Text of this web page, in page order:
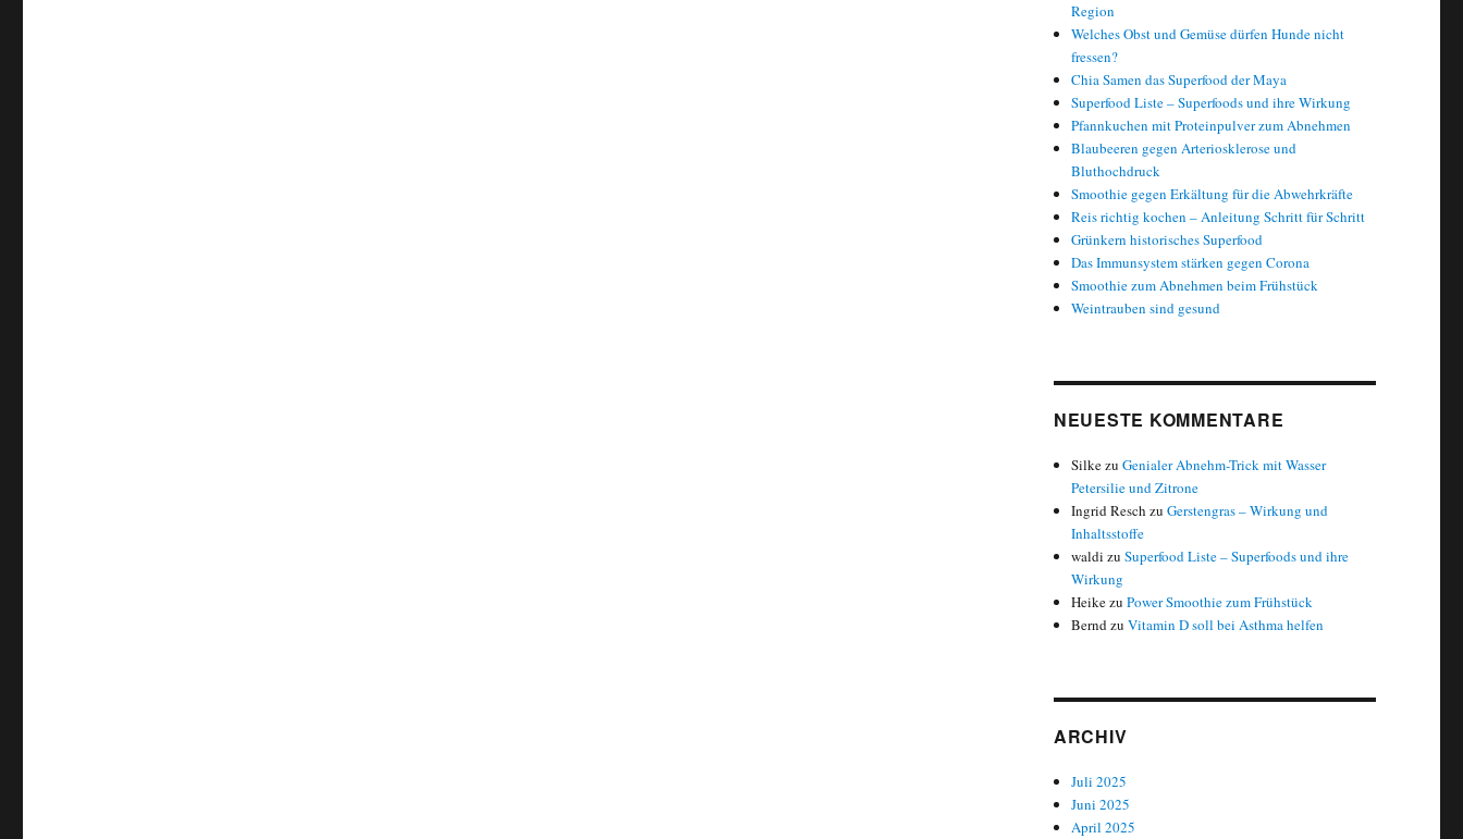
Region
Welches Obst und Gemüse dürfen Hunde nicht
fressen?
Chia Samen das Superfood der Maya
Superfood Liste – Superfoods und ihre Wirkung
Pfannkuchen mit Proteinpulver zum Abnehmen
Blaubeeren gegen Arteriosklerose und
Bluthochdruck
Smoothie gegen Erkältung für die Abwehrkräfte
Reis richtig kochen – Anleitung Schritt für Schritt
Grünkern historisches Superfood
Das Immunsystem stärken gegen Corona
Smoothie zum Abnehmen beim Frühstück
Weintrauben sind gesund
NEUESTE KOMMENTARE
SilkezuGenialer Abnehm-Trick mit Wasser
Petersilie und Zitrone
Ingrid Resch zuGerstengras – Wirkung und
Inhaltsstoffe
waldi zuSuperfood Liste – Superfoods und ihre
Wirkung
HeikezuPower Smoothie zum Frühstück
BerndzuVitamin D soll bei Asthma helfen
ARCHIV
Juli 2025
Juni 2025
April 2025